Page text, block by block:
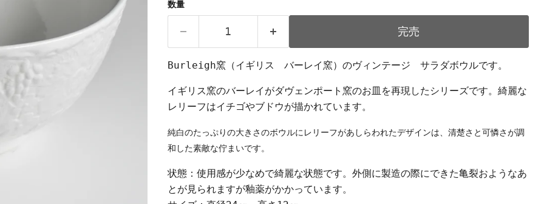
数量
完売
Burleigh窯（イギリス バーレイ窯）のヴィンテージ サラダボウルです。
イギリス窯のバーレイがダヴェンポート窯のお皿を再現したシリーズです。綺麗な
レリーフはイチゴやブドウが描かれています。
純白のたっぷりの大きさのボウルにレリーフがあしらわれたデザインは、清楚さと可憐さが調
和した素敵な佇まいです。
状態：使用感が少なめで綺麗な状態です。外側に製造の際にできた亀裂おようなあ
とが見られますが釉薬がかかっています。